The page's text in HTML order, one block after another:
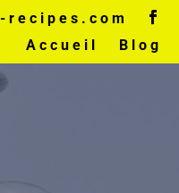
recipes.com
Accueil
Blog